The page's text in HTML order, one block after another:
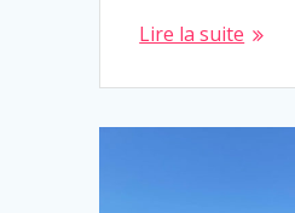
Lire la suite